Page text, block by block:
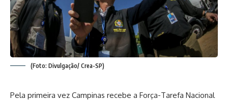
(Foto: Divulgação/ Crea-SP)
Pela primeira vez Campinas recebe a Força-Tarefa Nacional